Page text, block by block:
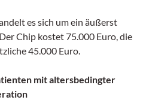
es sich um ein äußerst
Chip kostet 75.000 Euro, die
45.000 Euro.
mit altersbedingter